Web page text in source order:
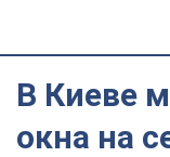
В Киеве
окна на